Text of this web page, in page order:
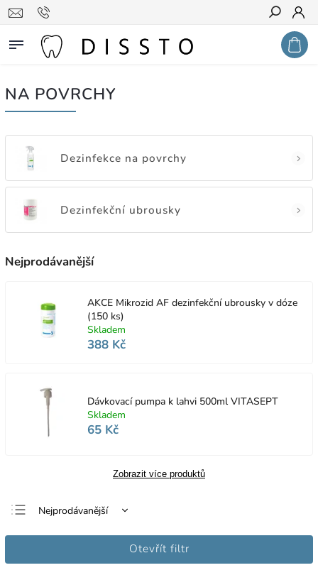
Hledat
NA POVRCHY
Dezinfekce na povrchy
Dezinfekční ubrousky
Nejprodávanější
AKCE Mikrozid AF dezinfekční ubrousky v dóze
(150 ks)
Skladem
388 Kč
Dávkovací pumpa k lahvi 500ml VITASEPT
Skladem
65 Kč
Zobrazit více produktů
Nejprodávanější
Nejlevnější
Otevřít filtr